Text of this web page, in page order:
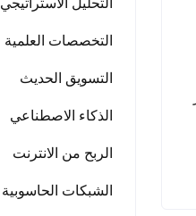
التخصصات العلمية
التسويق الحديث
الذكاء الاصطناعي
الربح من الانترنت
الشبكات الحاسوبية